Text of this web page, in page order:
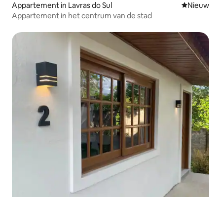
Appartement in Lavras do Sul Nieuwe
Nieuw
Appartement in het centrum van de stad